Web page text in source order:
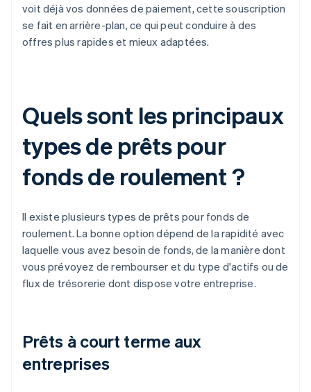
voit déjà vos données de paiement, cette souscription
se fait en arrière-plan, ce qui peut conduire à des
offres plus rapides et mieux adaptées.
Quels sont les principaux
types de prêts pour
fonds de roulement ?
Il existe plusieurs types de prêts pour fonds de
roulement. La bonne option dépend de la rapidité avec
laquelle vous avez besoin de fonds, de la manière dont
vous prévoyez de rembourser et du type d'actifs ou de
flux de trésorerie dont dispose votre entreprise.
Prêts à court terme aux
entreprises